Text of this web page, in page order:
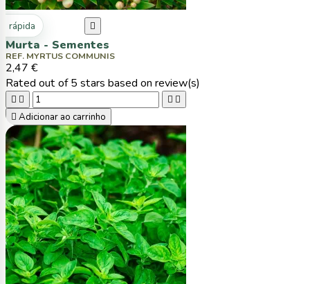
rápida 
Murta - Sementes
REF. MYRTUS COMMUNIS
2,47 €
Rated out of 5 stars based on review(s)
   
 Adicionar ao carrinho